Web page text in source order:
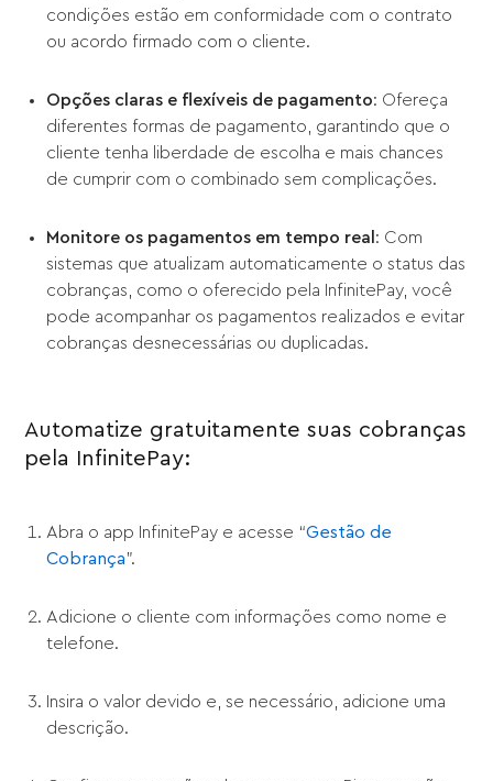
condições estão em conformidade com o contrato
ou acordo firmado com o cliente.
Opções claras e flexíveis de pagamento: Ofereça
diferentes formas de pagamento, garantindo que o
cliente tenha liberdade de escolha e mais chances
de cumprir com o combinado sem complicações.
Monitore os pagamentos em tempo real : Com
sistemas que atualizam automaticamente o status das
cobranças, como o oferecido pela InfinitePay, você
pode acompanhar os pagamentos realizados e evitar
cobranças desnecessárias ou duplicadas.
Automatize gratuitamente suas cobranças
pela InfinitePay:
Abra o app InfinitePay e acesse “Gestão de
Cobrança”.
Adicione o cliente com informações como nome e
telefone.
Insira o valor devido e, se necessário, adicione uma
descrição.